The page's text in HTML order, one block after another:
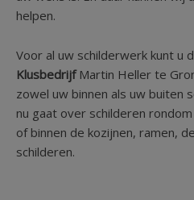
helpen.
Voor al uw schilderwerk kunt u
KlusbedrijfMartin Heller te
zowel uw binnen als uw buiten
nu gaat over schilderen
of binnen de kozijnen, ramen,
schilderen.